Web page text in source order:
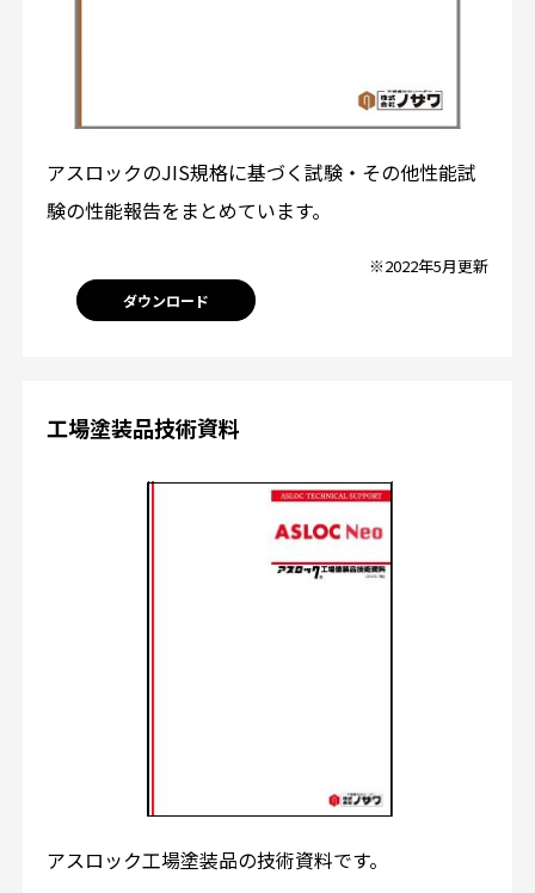
アスロックのJIS規格に基づく試験・その他性能試
験の性能報告をまとめています。
※2022年5月更新
ダウンロード
工場塗装品技術資料
アスロック工場塗装品の技術資料です。